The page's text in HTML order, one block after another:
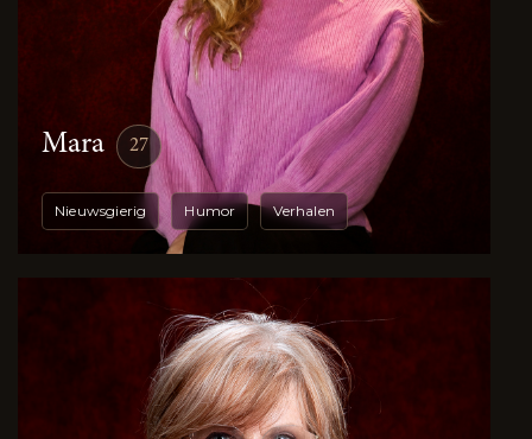
Mara 27
Nieuwsgierig Humor Verhalen